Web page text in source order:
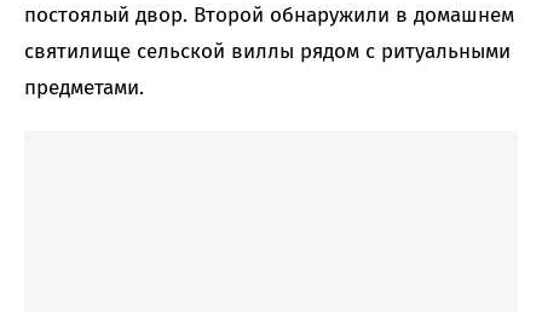
постоялый двор. Второй обнаружили в домашнем
святилище сельской виллы рядом с ритуальными
предметами.